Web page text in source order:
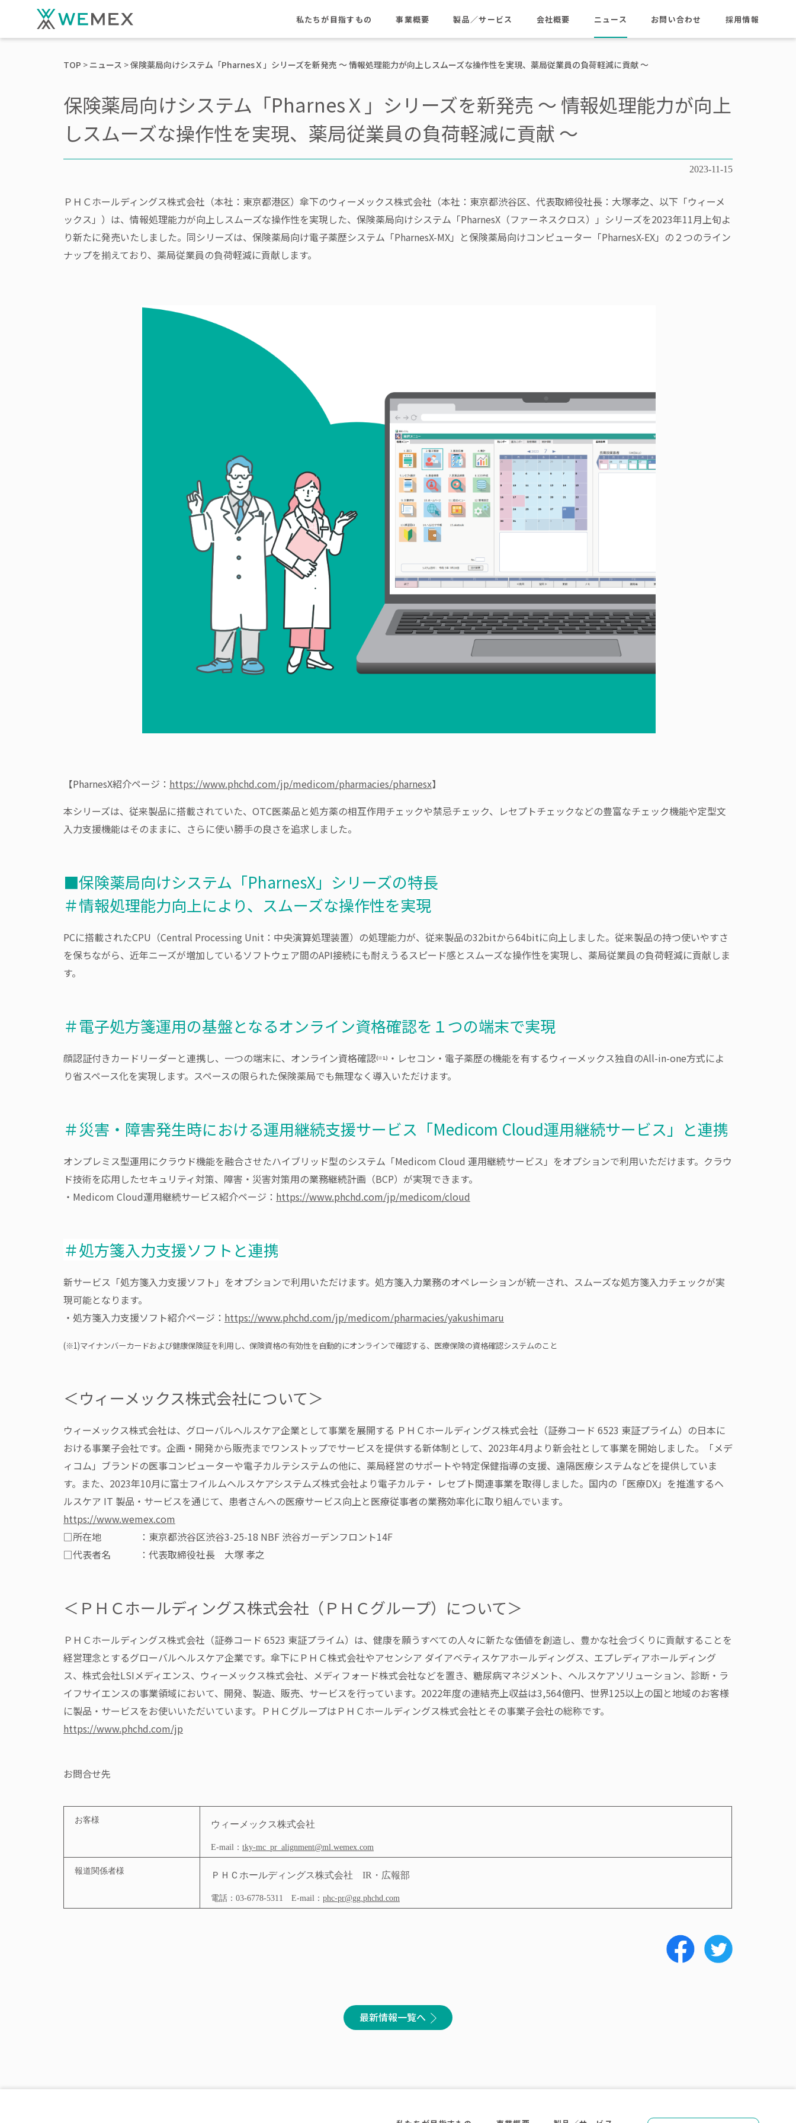
私たちが目指すもの 事業概要 製品／サービス 会社概要
沿革
拠点一覧
ニュース お問い合わせ 採用情報
TOP ニュース 保険薬局向けシステム「PharnesＸ」シリーズを新発売 ～ 情報処理能力が向上しスムーズな操作性を実現、薬局従業員の負荷軽減に貢献 ～
保険薬局向けシステム「PharnesＸ」シリーズを新発売 ～ 情報処理能力が向上
しスムーズな操作性を実現、薬局従業員の負荷軽減に貢献 ～
2023-11-15
ＰＨＣホールディングス株式会社（本社：東京都港区）傘下のウィーメックス株式会社（本社：東京都渋谷区、代表取締役社長：大塚孝之、以下「ウィーメ
ックス」）は、情報処理能力が向上しスムーズな操作性を実現した、保険薬局向けシステム「PharnesX（ファーネスクロス）」シリーズを2023年11月上旬よ
り新たに発売いたしました。同シリーズは、保険薬局向け電子薬歴システム「PharnesX-MX」と保険薬局向けコンピューター「PharnesX-EX」の２つのライン
ナップを揃えており、薬局従業員の負荷軽減に貢献します。
【PharnesX紹介ページ： https://www.phchd.com/jp/medicom/pharmacies/pharnesx】
本シリーズは、従来製品に搭載されていた、OTC医薬品と処方薬の相互作用チェックや禁忌チェック、レセプトチェックなどの豊富なチェック機能や定型文
入力支援機能はそのままに、さらに使い勝手の良さを追求しました。
■保険薬局向けシステム「PharnesX」シリーズの特長
＃情報処理能力向上により、スムーズな操作性を実現
PCに搭載されたCPU（Central Processing Unit：中央演算処理装置）の処理能力が、従来製品の32bitから64bitに向上しました。従来製品の持つ使いやすさ
を保ちながら、近年ニーズが増加しているソフトウェア間のAPI接続にも耐えうるスピード感とスムーズな操作性を実現し、薬局従業員の負荷軽減に貢献しま
す。
＃電子処方箋運用の基盤となるオンライン資格確認を１つの端末で実現
顔認証付きカードリーダーと連携し、一つの端末に、オンライン資格確認(※1)
・レセコン・電子薬歴の機能を有するウィーメックス独自のAll-in-one方式によ
り省スペース化を実現します。スペースの限られた保険薬局でも無理なく導入いただけます。
＃災害・障害発生時における運用継続支援サービス「Medicom Cloud運用継続サービス」と連携
オンプレミス型運用にクラウド機能を融合させたハイブリッド型のシステム「Medicom Cloud 運用継続サービス」をオプションで利用いただけます。クラウ
ド技術を応用したセキュリティ対策、障害・災害対策用の業務継続計画（BCP）が実現できます。
・Medicom Cloud運用継続サービス紹介ページ： https://www.phchd.com/jp/medicom/cloud
＃処方箋入力支援ソフトと連携
新サービス「処方箋入力支援ソフト」をオプションで利用いただけます。処方箋入力業務のオペレーションが統一され、スムーズな処方箋入力チェックが実
現可能となります。
・処方箋入力支援ソフト紹介ページ： https://www.phchd.com/jp/medicom/pharmacies/yakushimaru
(※1)マイナンバーカードおよび健康保険証を利用し、保険資格の有効性を自動的にオンラインで確認する、医療保険の資格確認システムのこと
＜ウィーメックス株式会社について＞
ウィーメックス株式会社は、グローバルヘルスケア企業として事業を展開する ＰＨＣホールディングス株式会社（証券コード 6523 東証プライム）の日本に
おける事業子会社です。企画・開発から販売までワンストップでサービスを提供する新体制として、2023年4月より新会社として事業を開始しました。「メデ
ィコム」ブランドの医事コンピューターや電子カルテシステムの他に、薬局経営のサポートや特定保健指導の支援、遠隔医療システムなどを提供していま
す。また、2023年10月に富士フイルムヘルスケアシステムズ株式会社より電子カルテ・ レセプト関連事業を取得しました。国内の「医療DX」を推進するヘ
ルスケア IT 製品・サービスを通じて、患者さんへの医療サービス向上と医療従事者の業務効率化に取り組んでいます。
https://www.wemex.com
□所在地 ：東京都渋谷区渋谷3-25-18 NBF 渋谷ガーデンフロント14F
□代表者名 ：代表取締役社長 大塚 孝之
＜ＰＨＣホールディングス株式会社（ＰＨＣグループ）について＞
ＰＨＣホールディングス株式会社（証券コード 6523 東証プライム）は、健康を願うすべての人々に新たな価値を創造し、豊かな社会づくりに貢献することを
経営理念とするグローバルヘルスケア企業です。傘下にＰＨＣ株式会社やアセンシア ダイアベティスケアホールディングス、エプレディアホールディング
ス、株式会社LSIメディエンス、ウィーメックス株式会社、メディフォード株式会社などを置き、糖尿病マネジメント、ヘルスケアソリューション、診断・ラ
イフサイエンスの事業領域において、開発、製造、販売、サービスを行っています。2022年度の連結売上収益は3,564億円、世界125以上の国と地域のお客様
に製品・サービスをお使いいただいています。ＰＨＣグループはＰＨＣホールディングス株式会社とその事業子会社の総称です。
https://www.phchd.com/jp
お問合せ先
お客様 ウィーメックス株式会社
E-mail ： tky-mc_pr_alignment@ml.wemex.com
報道関係者様 ＰＨＣホールディングス株式会社 IR ・広報部
電話： 03-6778-5311 E-mail ： phc-pr@gg.phchd.com
最新情報一覧へ